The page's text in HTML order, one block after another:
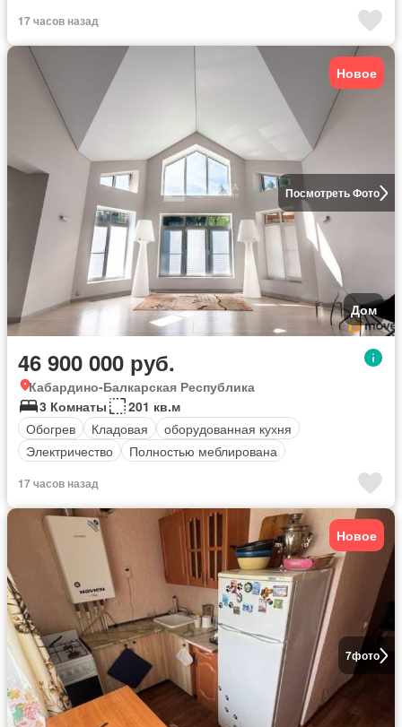
17 часов назад
Посмотреть Фото
Новое
Дом
46 900 000 руб.
Кабардино-Балкарская Республика
3 Комнаты
201 кв.м
Обогрев
Кладовая
оборудованная кухня
Электричество
Полностью меблирована
17 часов назад
7фото
Новое